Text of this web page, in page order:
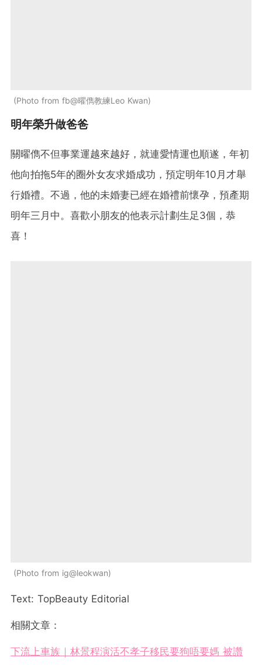
Photo from fb@曜儁教練Leo Kwan
明年榮升做爸爸
關曜儁不但事業運越來越好，就連愛情運也順遂，年初
他向拍拖5年的圈外女友求婚成功，預定明年10月才舉
行婚禮。不過，他的未婚妻已經在婚禮前懷孕，預產期
明年三月中。喜歡小朋友的他表示計劃生足3個，恭
喜！
Photo from ig@leokwan
Text: TopBeauty Editorial
相關文章：
下流上車族｜林景程演活不孝子移民要狗唔要媽 被讚